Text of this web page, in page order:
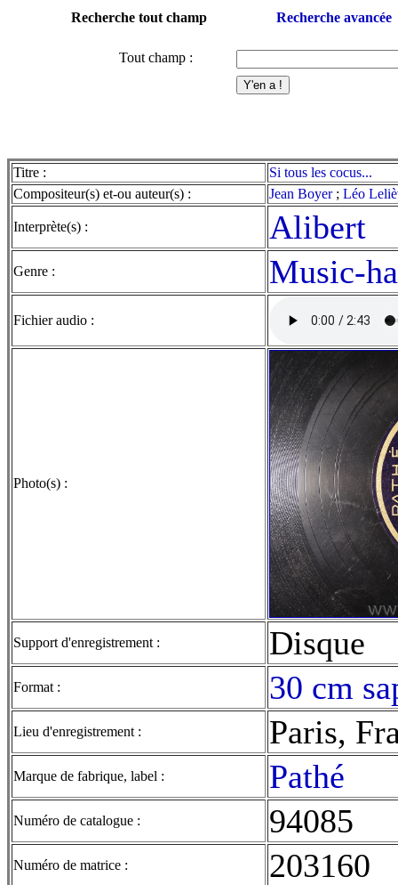
Recherche tout champ Recherche avancée
Tout champ :
Titre :
Si tous les cocus...
Compositeur(s) et-ou auteur(s) :
Jean Boyer; Léo
Interprète(s) : Alibert
Genre : Music-
Fichier audio :
Photo(s) :
Support d'enregistrement : Disque
Format : 30 cm
Lieu d'enregistrement : Paris,
Marque de fabrique, label : Pathé
Numéro de catalogue : 94085
Numéro de matrice : 203160